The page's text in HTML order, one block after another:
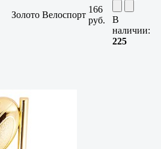
Золото Велоспорт
166
руб.
В
наличии:
225